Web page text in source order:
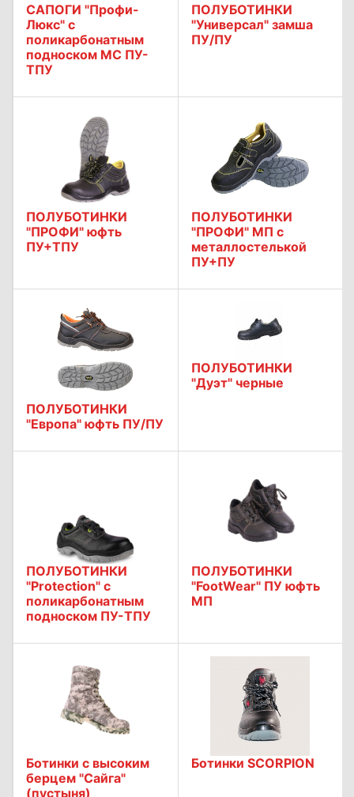
САПОГИ "Профи-
Люкс" с
поликарбонатным
подноском МС ПУ-
ТПУ
ПОЛУБОТИНКИ
"Универсал" замша
ПУ/ПУ
ПОЛУБОТИНКИ
"ПРОФИ" юфть
ПУ+ТПУ
ПОЛУБОТИНКИ
"ПРОФИ" МП с
металлостелькой
ПУ+ПУ
ПОЛУБОТИНКИ
"Европа" юфть ПУ/ПУ
ПОЛУБОТИНКИ
"Дуэт" черные
ПОЛУБОТИНКИ
"Protection" с
поликарбонатным
подноском ПУ-ТПУ
ПОЛУБОТИНКИ
"FootWear" ПУ юфть
МП
Ботинки с высоким
берцем "Сайга"
(пустыня)
Ботинки SCORPION